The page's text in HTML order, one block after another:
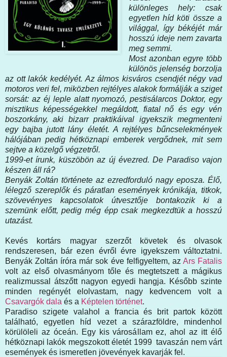
különleges hely: csak
egyetlen híd köti össze a
világgal, így békéjét már
hosszú ideje nem zavarta
meg semmi.
Most azonban egyre több
különös jelenség borzolja
az ott lakók kedélyét. Az álmos kisváros csendjét négy vad
motoros veri fel, miközben rejtélyes alakok formálják a sziget
sorsát: az éj leple alatt nyomozó, pestisálarcos Doktor, egy
misztikus képességekkel megáldott, fiatal nő és egy vén
boszorkány, aki bizarr praktikáival igyekszik megmenteni
egy bajba jutott lány életét. A rejtélyes bűncselekmények
hálójában pedig hétköznapi emberek vergődnek, mit sem
sejtve a közelgő végzetről.
1999-et írunk, küszöbön az új évezred. De Paradiso vajon
készen áll rá?
Benyák Zoltán története az ezredforduló nagy eposza. Élő,
lélegző szereplők és páratlan események krónikája, titkok,
szövevényes kapcsolatok útvesztője bontakozik ki a
szemünk előtt, pedig még épp csak megkezdtük a hosszú
utazást.
Kevés kortárs magyar szerzőt követek és olvasok
rendszeresen, bár ezen évről évre igyekszem változtatni.
Benyák Zoltán íróra már sok éve felfigyeltem, az Ars Fatalis
volt az első olvasmányom tőle és megtetszett a mágikus
realizmussal átszőtt nagyon egyedi hangja. Később szinte
minden regényét elolvastam, nagy kedvencem volt a
Csavargók dala és a Képtelen történet.
Paradiso szigete valahol a francia és brit partok között
található, egyetlen híd vezet a szárazföldre, mindenhol
körülöleli az óceán. Egy kis városállam ez, ahol az itt élő
hétköznapi lakók megszokott életét 1999 tavaszán nem várt
események és ismeretlen jövevények kavarják fel.